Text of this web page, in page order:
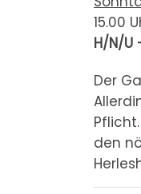
15.00
H/N/U
Der
den